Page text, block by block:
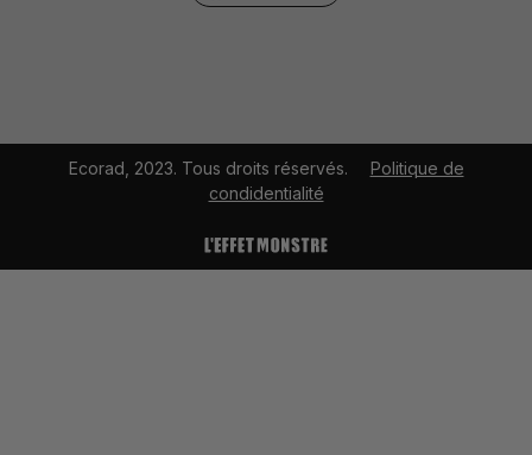
Ecorad, 2023. Tous droits réservés.
Politique de
condidentialité